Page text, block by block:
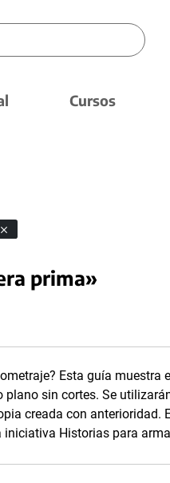
Cursos
prima»
Esta guía muestra
plano sin cortes. Se
creada con anterioridad.
Historias para